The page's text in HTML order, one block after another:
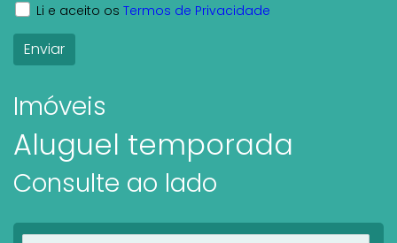
Li e aceito os Termos de Privacidade
Imóveis
Aluguel temporada
Consulte ao lado